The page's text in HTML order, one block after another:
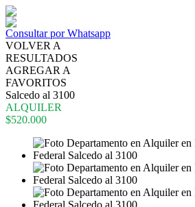
Consultar por Whatsapp
VOLVER A
RESULTADOS
AGREGAR A
FAVORITOS
Salcedo al 3100
ALQUILER
$520.000